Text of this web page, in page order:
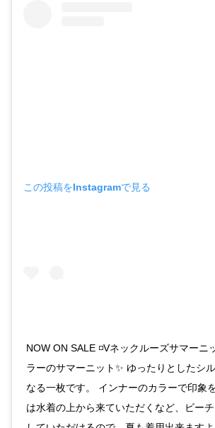
この投稿をInstagramで見る
NOW ON SALE ◽️Vネックルーズサマーニ
ラーのサマーニット✨ ゆったりとしたシ
なる一枚です。 インナーのカラーで印象
は水着の上から来ていただくなど、ビー